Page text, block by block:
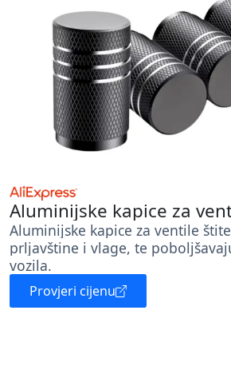
Aluminijske kapice za
Aluminijske kapice za ventile
prljavštine i vlage, te
vozila.
Provjeri cijenu